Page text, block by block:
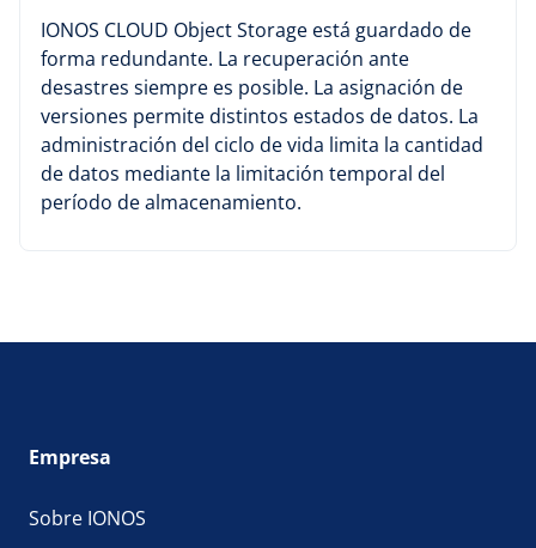
IONOS CLOUD Object Storage está guardado de
forma redundante. La recuperación ante
desastres siempre es posible. La asignación de
versiones permite distintos estados de datos. La
administración del ciclo de vida limita la cantidad
de datos mediante la limitación temporal del
período de almacenamiento.
Empresa
Sobre IONOS